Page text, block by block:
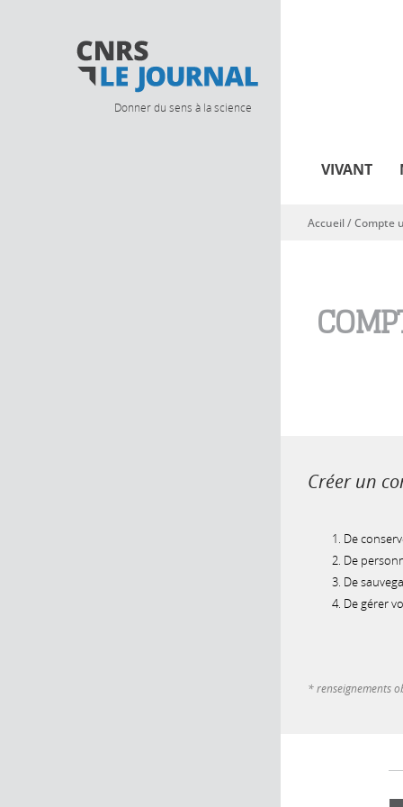
Donner du sens à la science
VIVANT
Vous êtes ici
Accueil/Compte
Créer un
De
De
De
De gérer
* renseignements